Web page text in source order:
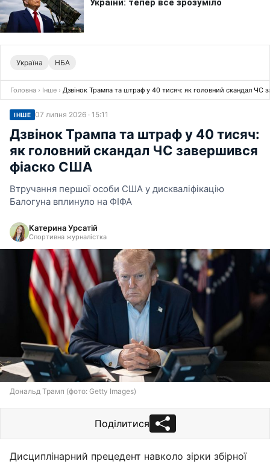
Україна НБА
Головна › Інше › Дзвінок Трампа та штраф у 40 тисяч: як головний скандал ЧС
ІНШЕ 07 липня 2026 · 15:11
Дзвінок Трампа та штраф у 40 тисяч:
як головний скандал ЧС завершився
фіаско США
Втручання першої особи США у дискваліфікацію
Балогуна вплинуло на ФІФА
Катерина Урсатій
Спортивна журналістка
Дональд Трамп (фото: Getty Images)
Поділитися
Дисциплінарний прецедент навколо зірки збірної